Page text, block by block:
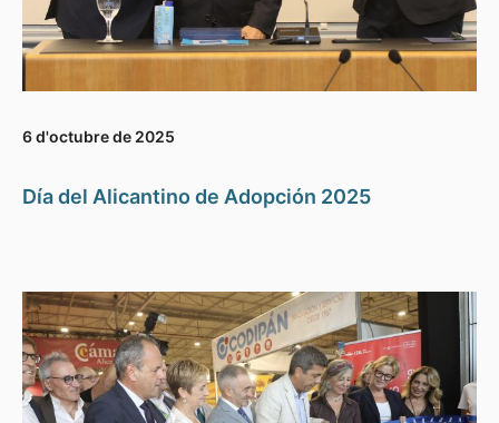
6 d'octubre de 2025
Día del Alicantino de Adopción 2025